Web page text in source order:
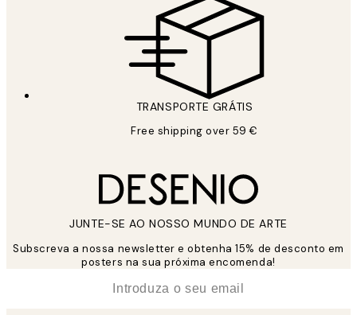
TRANSPORTE GRÁTIS
Free shipping over 59 €
JUNTE-SE AO NOSSO MUNDO DE ARTE
Subscreva a nossa newsletter e obtenha 15% de desconto em
posters na sua próxima encomenda!